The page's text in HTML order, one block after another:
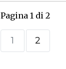
Pagina 1 di 2
1 2